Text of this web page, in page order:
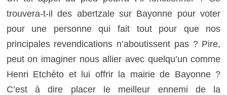
trouvera-t-il des abertzale sur Bayonne pour voter
pour une personne qui fait tout pour que nos
principales revendications n’aboutissent pas ? Pire,
peut on imaginer nous allier avec quelqu’un comme
Henri Etchéto et lui offrir la mairie de Bayonne ?
C’est à dire placer le meilleur ennemi de la